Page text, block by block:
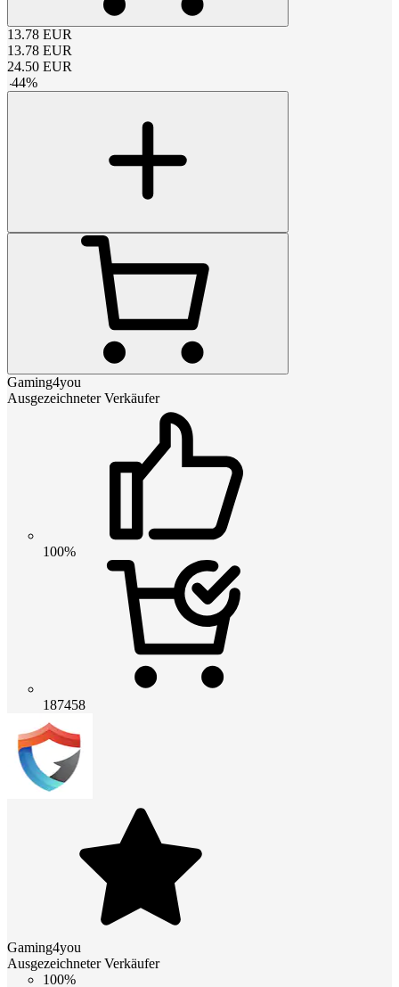
13.78 EUR
13.78 EUR
24.50 EUR
-44%
Gaming4you
Ausgezeichneter Verkäufer
100%
187458
Gaming4you
Ausgezeichneter Verkäufer
100%